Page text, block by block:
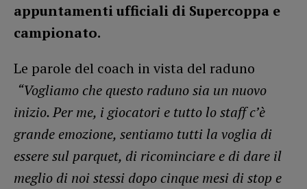
appuntamenti ufficiali di Supercoppa e
campionato.
Le parole del coach in vista del raduno
“Vogliamo che questo raduno sia un nuovo
inizio. Per me, i giocatori e tutto lo staff c’è
grande emozione, sentiamo tutti la voglia di
essere sul parquet, di ricominciare e di dare il
meglio di noi stessi dopo cinque mesi di stop e